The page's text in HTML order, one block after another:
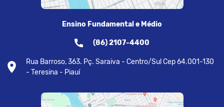
Ensino Fundamental e Médio
(86) 2107-4400
Rua Barroso, 363. Pç. Saraiva - Centro/Sul Cep 64.001-130
- Teresina - Piauí